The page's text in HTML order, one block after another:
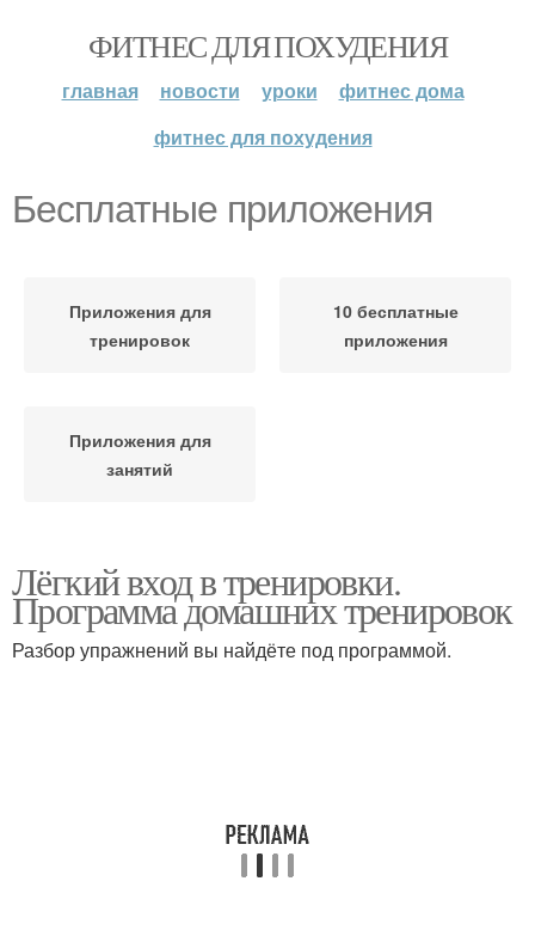
ФИТНЕС ДЛЯ ПОХУДЕНИЯ
главная новости уроки
фитнес дома
фитнес для похудения
Бесплатные приложения
Приложения для
тренировок
10 бесплатные
приложения
Приложения для
занятий
Лёгкий вход в тренировки.
Программа домашних тренировок
Разбор упражнений вы найдёте под программой.